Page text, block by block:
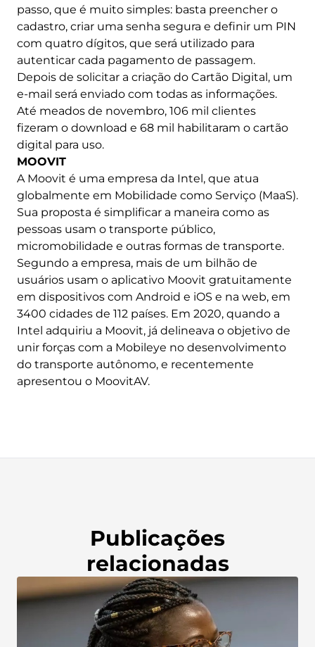
passo, que é muito simples: basta preencher o
cadastro, criar uma senha segura e definir um PIN
com quatro dígitos, que será utilizado para
autenticar cada pagamento de passagem.
Depois de solicitar a criação do Cartão Digital, um
e-mail será enviado com todas as informações.
Até meados de novembro, 106 mil clientes
fizeram o download e 68 mil habilitaram o cartão
digital para uso.
MOOVIT
A Moovit é uma empresa da Intel, que atua
globalmente em Mobilidade como Serviço (MaaS).
Sua proposta é simplificar a maneira como as
pessoas usam o transporte público,
micromobilidade e outras formas de transporte.
Segundo a empresa, mais de um bilhão de
usuários usam o aplicativo Moovit gratuitamente
em dispositivos com Android e iOS e na web, em
3400 cidades de 112 países. Em 2020, quando a
Intel adquiriu a Moovit, já delineava o objetivo de
unir forças com a Mobileye no desenvolvimento
do transporte autônomo, e recentemente
apresentou o MoovitAV.
Publicações
relacionadas